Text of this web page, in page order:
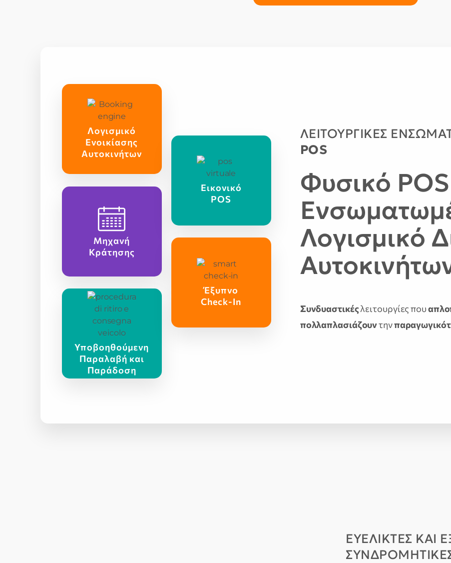
Λογισμικό
Ενοικίασης
Αυτοκινήτων
Μηχανή
Κράτησης
Υποβοηθούμενη
Παραλαβή και
Παράδοση
Εικονικό
POS
Έξυπνο
Check-In
ΛΕΙΤΟΥΡΓΙΚΕΣ
POS
Φυσικό POS
Λογισμικό
Συνδυαστικέςλειτουργίες που
πολλαπλασιάζουντην
ΕΥΈΛΙΚΤΕΣ ΚΑΙ